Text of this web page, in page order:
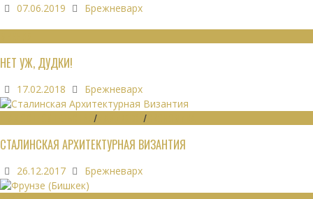
07.06.2019 Брежневарх
НЕТ УЖ, ДУДКИ!
17.02.2018 Брежневарх
/ /
СТАЛИНСКАЯ АРХИТЕКТУРНАЯ ВИЗАНТИЯ
26.12.2017 Брежневарх